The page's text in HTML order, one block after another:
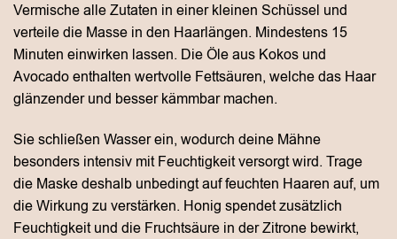
Vermische alle Zutaten in einer kleinen Schüssel und
verteile die Masse in den Haarlängen. Mindestens 15
Minuten einwirken lassen. Die Öle aus Kokos und
Avocado enthalten wertvolle Fettsäuren, welche das Haar
glänzender und besser kämmbar machen.
Sie schließen Wasser ein, wodurch deine Mähne
besonders intensiv mit Feuchtigkeit versorgt wird. Trage
die Maske deshalb unbedingt auf feuchten Haaren auf, um
die Wirkung zu verstärken. Honig spendet zusätzlich
Feuchtigkeit und die Fruchtsäure in der Zitrone bewirkt,